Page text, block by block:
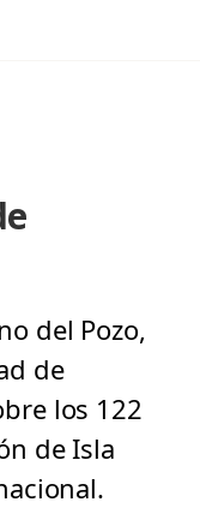
del Pozo,
de
los 122
de Isla